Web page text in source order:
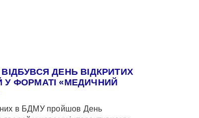
ДЕНЬ ВІДКРИТИХ
У ФОРМАТІ «МЕДИЧНИЙ
в БДМУ пройшов День